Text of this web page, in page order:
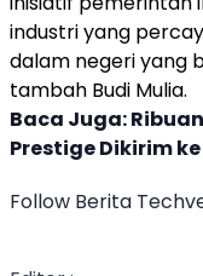
industri yang
dalam negeri yang
tambah Budi Mulia.
Baca Juga:
Prestige Dikirim
Follow Berita